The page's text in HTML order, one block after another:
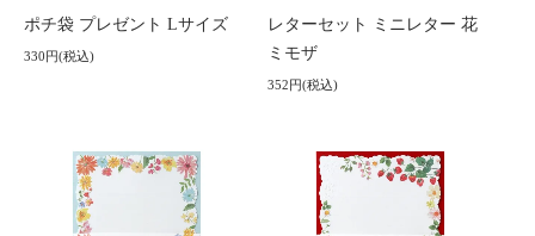
ポチ袋 プレゼント Lサイズ
330円(税込)
レターセット ミニレター 花
ミモザ
352円(税込)